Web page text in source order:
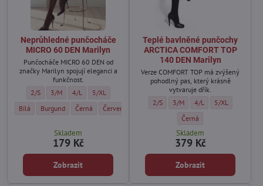
Neprůhledné punčocháče
MICRO 60 DEN Marilyn
Punčocháče MICRO 60 DEN od
značky Marilyn spojují eleganci a
funkčnost.
Neprůhledné punčocháče MICRO 60 DEN Marilyn - Velikost:
2/S Neprůhledné punčocháče MICRO 60 DEN Marilyn - Velikost:
3/M Neprůhledné punčocháče MICRO 60 DEN Marilyn - Velikost:
4/L Neprůhledné punčocháče MICRO 60 DEN Marilyn -
5/XL
Neprůhledné punčocháče MICRO 60 DEN Marilyn - Barva:
Bílá Neprůhledné punčocháče MICRO 60 DEN Marilyn - Barva:
Burgund Neprůhledné punčocháče MICRO 60 DEN Marilyn - Barva:
Černá Neprůhledné punčocháče MICRO 60 DEN Marilyn -
Červená Neprůhledné punčocháče MICRO 60 DEN
Visone Neprůhledné punčocháče
Grey Neprůhledné
Granat Neprůhledné
Skladem
179 Kč
Zobrazit
Teplé bavlněné punčochy
ARCTICA COMFORT TOP
140 DEN Marilyn
Verze COMFORT TOP má zvýšený
pohodlný pas, který krásně
vytvaruje dřík.
Teplé bavlněné punčochy ARCTICA
2/S Teplé bavlněné punčochy
3/M Teplé bavlněné
4/L Teplé bavlněné
5/XL
Teplé bavlněné punčochy
Černá
Skladem
379 Kč
Zobrazit